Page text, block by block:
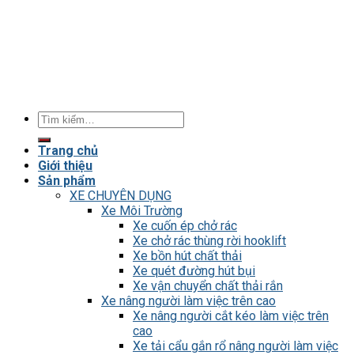
Tìm
Trang chủ
Giới thiệu
Sản phẩm
XE CHUYÊN DỤNG
Xe Môi Trường
Xe cuốn ép chở rác
Xe chở rác thùng rời hooklift
Xe bồn hút chất thải
Xe quét đường hút bụi
Xe vận chuyển chất thải rắn
Xe nâng người làm việc trên cao
Xe nâng người cắt kéo làm việc trên
cao
Xe tải cẩu gắn rổ nâng người làm việc